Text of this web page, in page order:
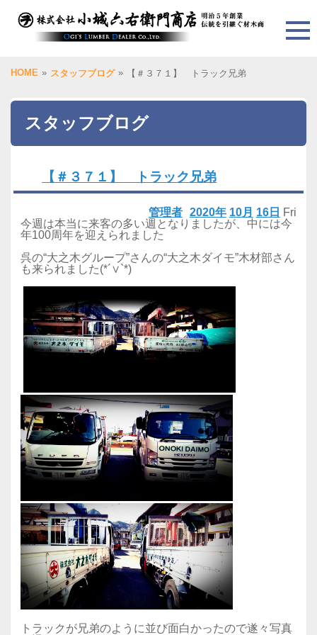
HOME » スタッフブログ » 【＃３７１】 トラック兄弟
スタッフブログ
【＃３７１】 トラック兄弟
2020年 10月 16日 Fri
管理者
今週は本当に来客の多い週となりましたが、中には今
年100周年を迎えられました
呉の“大之木グループ”さんの“大之木ダイモ”木材部さん
も来られました(*´∨`*)
トラックが兄弟のように並び面白かったので遂々写真